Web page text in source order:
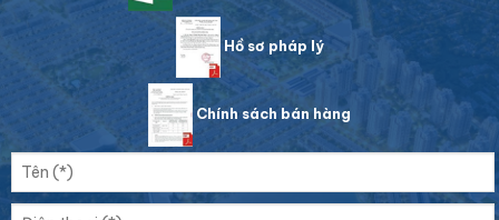
Hồ sơ pháp lý
Chính sách bán hàng